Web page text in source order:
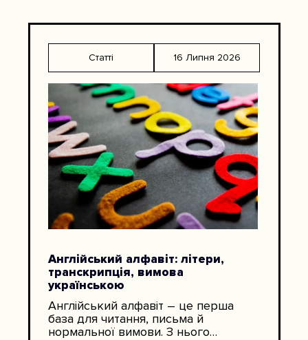
Статті 16 Липня 2026
Англійський алфавіт: літери,
транскрипція, вимова
українською
Англійський алфавіт – це перша
база для читання, письма й
нормальної вимови. З нього